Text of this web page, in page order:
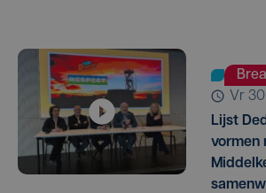
vr
Lijst
vormen